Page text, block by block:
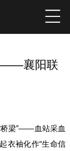
高端访谈
——襄阳联
桥梁”——血站采血
衣袖化作“生命信